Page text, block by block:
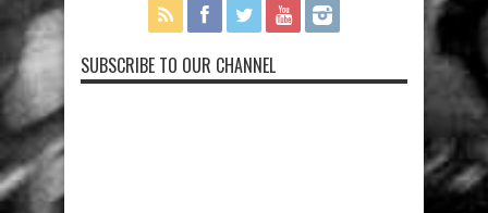
SUBSCRIBE TO OUR CHANNEL